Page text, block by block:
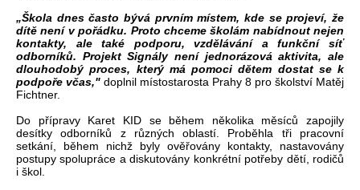
„Škola dnes často bývá prvním místem, kde se projeví, že
dítě není v pořádku. Proto chceme školám nabídnout nejen
kontakty, ale také podporu, vzdělávání a funkční síť
odborníků. Projekt Signály není jednorázová aktivita, ale
dlouhodobý proces, který má pomoci dětem dostat se k
podpoře včas," doplnil místostarosta Prahy 8 pro školství Matěj
Fichtner.
Do přípravy Karet KID se během několika měsíců zapojily
desítky odborníků z různých oblastí. Proběhla tři pracovní
setkání, během nichž byly ověřovány kontakty, nastavovány
postupy spolupráce a diskutovány konkrétní potřeby dětí, rodičů
i škol.